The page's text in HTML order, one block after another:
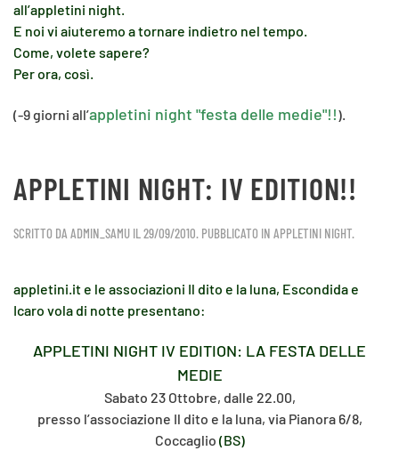
all’appletini night.
E noi vi aiuteremo a tornare indietro nel tempo.
Come, volete sapere?
Per ora, così.
(-9 giorni all’appletini night "festa delle medie"!!).
APPLETINI NIGHT: IV EDITION!!
SCRITTO DA ADMIN_SAMU IL29/09/2010. PUBBLICATO IN APPLETINI NIGHT.
appletini.it e le associazioni Il dito e la luna, Escondida e
Icaro vola di notte presentano:
APPLETINI NIGHT IV EDITION: LA FESTA DELLE
MEDIE
Sabato 23 Ottobre, dalle 22.00,
presso l’associazione Il dito e la luna, via Pianora 6/8,
Coccaglio (BS)